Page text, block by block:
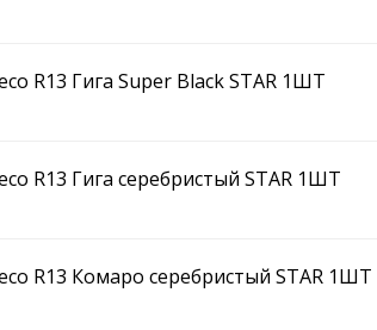
R13 Гига Super Black STAR 1ШТ
R13 Гига серебристый STAR 1ШТ
R13 Комаро серебристый STAR 1ШТ